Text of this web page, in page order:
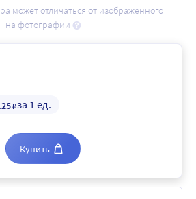
может отличаться от изображённого
на фотографии
.25₽за 1 ед.
Купить